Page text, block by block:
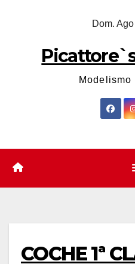
Dom.
COCHE 1ª